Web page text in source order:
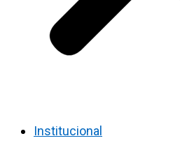
Institucional